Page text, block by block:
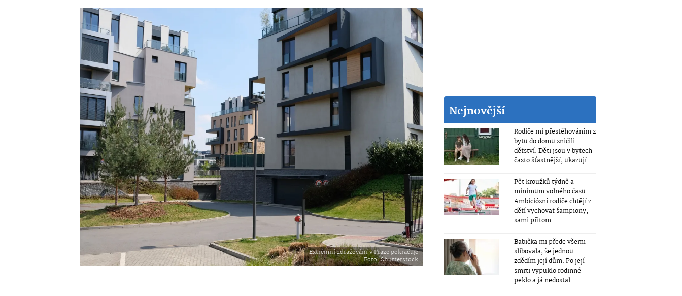
Extrémní zdražování v Praze pokračuje
Foto: Shutterstock
Nejnovější
Rodiče mi přestěhováním z
bytu do domu zničili
dětství. Děti jsou v bytech
často šťastnější, ukazují...
Pět kroužků týdně a
minimum volného času.
Ambiciózní rodiče chtějí z
dětí vychovat šampiony,
sami přitom...
Babička mi přede všemi
slibovala, že jednou
zdědím její dům. Po její
smrti vypuklo rodinné
peklo a já nedostal...